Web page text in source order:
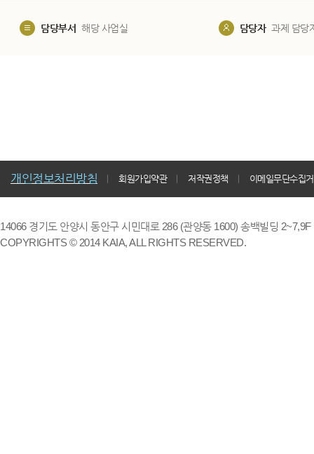
담당부서 해당 사업실 담당자 과제 담당
개인정보처리방침 회원가입약관 저작권정책 이메일무단수집
14066 경기도 안양시 동안구 시민대로 286 (관양동 1600) 송백빌딩
COPYRIGHTS © 2014 KAIA, ALL RIGHTS RESERVED.